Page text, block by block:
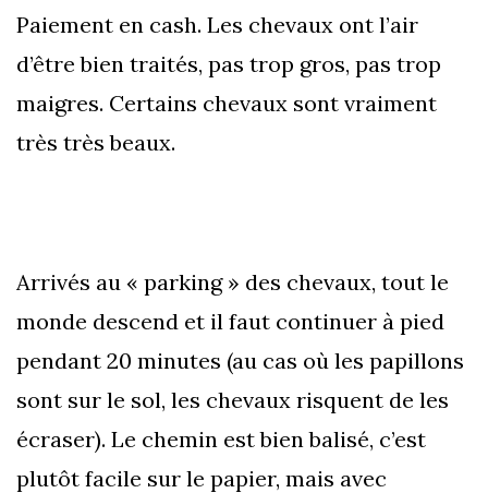
Paiement en cash. Les chevaux ont l’air
d’être bien traités, pas trop gros, pas trop
maigres. Certains chevaux sont vraiment
très très beaux.
Arrivés au « parking » des chevaux, tout le
monde descend et il faut continuer à pied
pendant 20 minutes (au cas où les papillons
sont sur le sol, les chevaux risquent de les
écraser). Le chemin est bien balisé, c’est
plutôt facile sur le papier, mais avec